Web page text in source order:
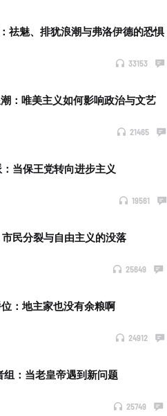
祛魅、排犹浪潮与弗洛伊德的恐惧
33153
：唯美主义如何影响政治与文艺
21465
当保王党转向进步主义
19561
民分裂与自由主义的没落
25649
：地主家也没有余粮啊
24912
组：当老皇帝遇到新问题
25749